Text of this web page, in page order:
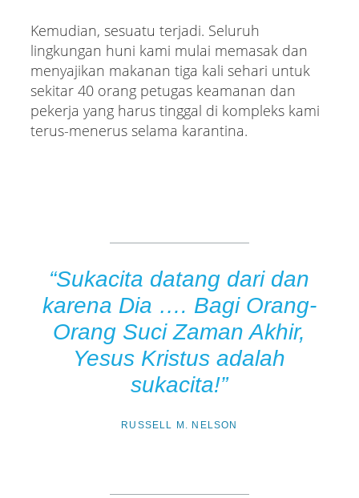
Kemudian, sesuatu terjadi. Seluruh
lingkungan huni kami mulai memasak dan
menyajikan makanan tiga kali sehari untuk
sekitar 40 orang petugas keamanan dan
pekerja yang harus tinggal di kompleks kami
terus-menerus selama karantina.
“Sukacita datang dari dan
karena Dia …. Bagi Orang-
Orang Suci Zaman Akhir,
Yesus Kristus adalah
sukacita!”
RUSSELL M. NELSON